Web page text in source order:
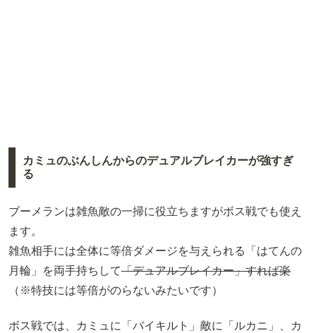
カミュのぶんしんからのデュアルブレイカーが強すぎ
る
ブーメランは雑魚敵の一掃に役立ちますがボス戦でも使え
ます。
雑魚相手には全体に等倍ダメージを与えられる「はてんの
月輪」を両手持ちして「デュアルブレイカー」すれば楽
（※特技には等倍がのらないみたいです）
ボス戦では、カミュに「バイキルト」敵に「ルカニ」、カ